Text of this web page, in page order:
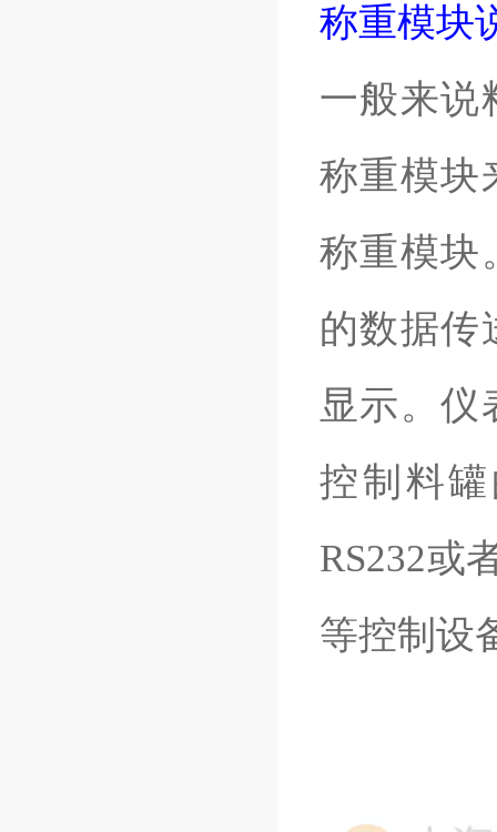
称重模块
一般来说
称重模块
称重模块
的数据传
显示。仪
控制料
RS232或
等控制设